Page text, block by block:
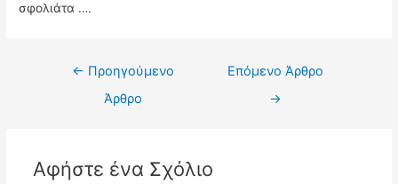
σφολιάτα ….
Πλοήγηση
άρθρων
← Προηγούμενο
Άρθρο
Επόμενο Άρθρο
→
Αφήστε ένα Σχόλιο